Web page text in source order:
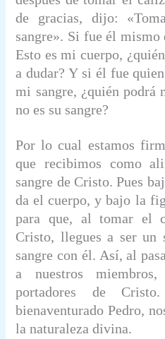
de gracias, dijo:
sangre». Si fue él
Esto es mi cuerpo,
a dudar? Y si él fue
mi sangre, ¿quién podrá
no es su sangre?
Por lo cual estamos
que recibimos como
sangre de Cristo. Pues
da el cuerpo, y bajo la
para que, al tomar el
Cristo, llegues a ser un
sangre con él. Así, al
a nuestros
portadores de
bienaventurado Pedro,
la naturaleza divina.